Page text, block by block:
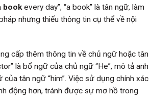
book every day”, “a book” là tân ngữ, làm
nhưng thiếu thông tin cụ thể về nội
cấp thêm thông tin về chủ ngữ hoặc tân
là bổ ngữ của chủ ngữ “He”, mô tả anh
của tân ngữ “him”. Việc sử dụng chính xác
động hơn, tránh được sự mơ hồ trong